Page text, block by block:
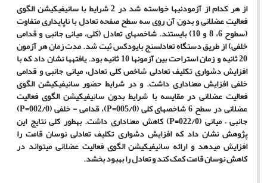
از هر کدام از آزمودنی‏ها خواسته شد در 2 شرایط با سانیفیکیشن الگوی
فعالیت عضلانی و بدون آن روی سه سطح صفحه تعادل با ناپایداری متفاوت
(سطوح 6، 8 و 10) بایستند. شاخص‏های تعادل (کلی، میانی جانبی و قدامی
خلفی) از طریق دستگاه تعادل‏سنج بایودکس ثبت شد. مدت زمان هر آزمون
20 ثانیه و زمان استراحت بین آزمون‏ها 10 ثانیه بود. یافته‏ها نشان داد که با
افزایش دشواری تکلیف تعادلی شاخص کلی تعادل، میانی جانبی و قدامی
خلفی افزایش معناداری داشت. و در شرایط حضور سانیفیکیشن الگوی
فعالیت عضلانی در مقایسه با شرایط بدون سانیفیکیشن الگوی فعالیت
عضلانی در سطح 6 شاخص‏های کلی (005/0 P=)، قدامی - خلفی (002/0 P=
)
جانبی – میانی (022/0 P=) کاهش معناداری داشت. به‏طور کلی نتایج این
پژوهش نشان داد که افزایش دشواری تکلیف تعادلی نوسان قامت را
افزایش می‏دهد و ارائه سانیفیکیشن الگوی فعالیت عضلانی می‏تواند در
کاهش نوسان قامت کمک کند و تعادل را بهبود بخشد.